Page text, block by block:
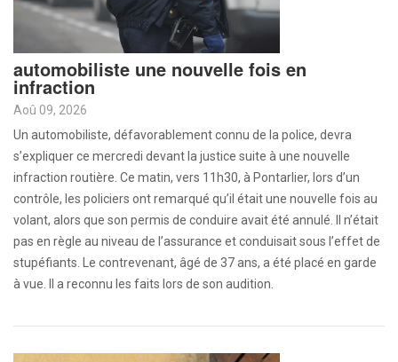
automobiliste une nouvelle fois en
infraction
Aoû 09, 2026
Un automobiliste, défavorablement connu de la police, devra
s’expliquer ce mercredi devant la justice suite à une nouvelle
infraction routière. Ce matin, vers 11h30, à Pontarlier, lors d’un
contrôle, les policiers ont remarqué qu’il était une nouvelle fois au
volant, alors que son permis de conduire avait été annulé. Il n’était
pas en règle au niveau de l’assurance et conduisait sous l’effet de
stupéfiants. Le contrevenant, âgé de 37 ans, a été placé en garde
à vue. Il a reconnu les faits lors de son audition.